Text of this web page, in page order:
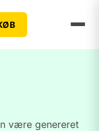
være genereret